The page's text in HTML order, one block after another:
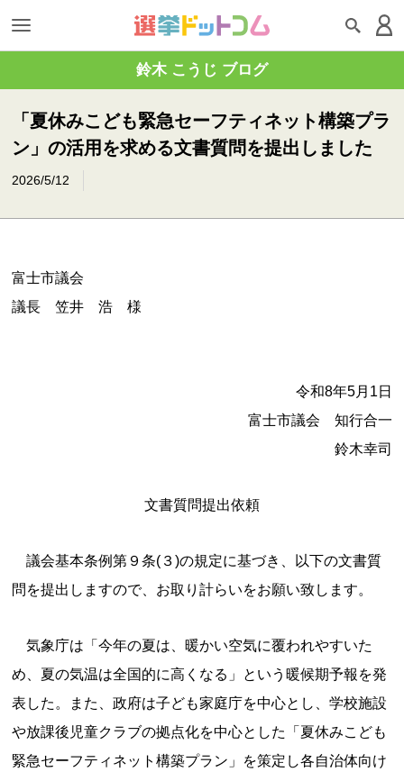
鈴木 こうじ ブログ
「夏休みこども緊急セーフティネット構築プラ
ン」の活用を求める文書質問を提出しました
2026/5/12
富士市議会
議長 笠井 浩 様
令和8年5月1日
富士市議会 知行合一
鈴木幸司
文書質問提出依頼
議会基本条例第９条(３)の規定に基づき、以下の文書質
問を提出しますので、お取り計らいをお願い致します。
気象庁は「今年の夏は、暖かい空気に覆われやすいた
め、夏の気温は全国的に高くなる」という暖候期予報を発
表した。また、政府は子ども家庭庁を中心とし、学校施設
や放課後児童クラブの拠点化を中心とした「夏休みこども
緊急セーフティネット構築プラン」を策定し各自治体向け